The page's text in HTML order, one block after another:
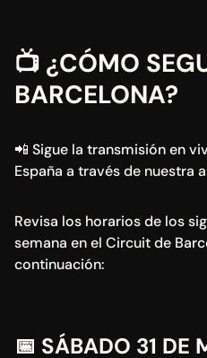
📺 ¿CÓMO
BARCELONA?
📲 Sigue la transmisión en
España a través de nuestra
Revisa los horarios de los
semana en el Circuit de
continuación:
📅 SÁBADO 31 DE